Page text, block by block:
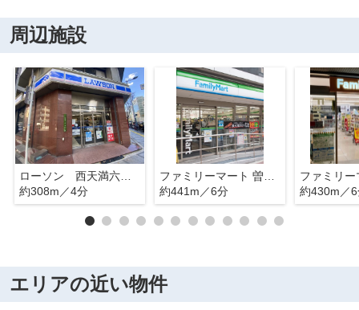
周辺施設
ローソン 西天満六丁目店
約308m／4分
ファミリーマート 曽根崎南店
約441m／6分
約430m／
エリアの近い物件